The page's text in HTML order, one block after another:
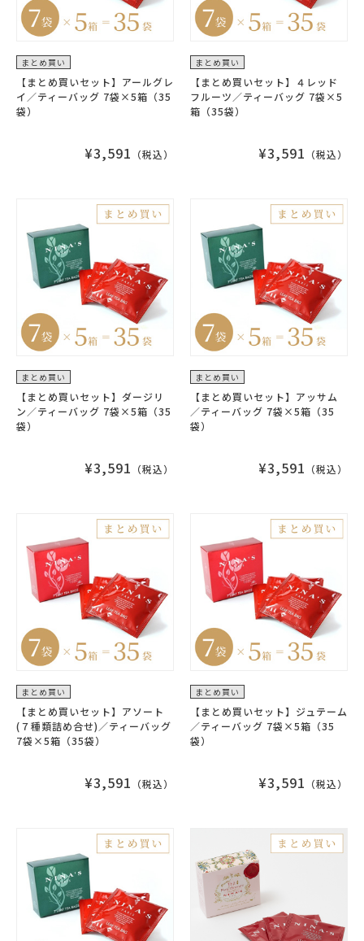
まとめ買い
【まとめ買いセット】アールグレ
イ／ティーバッグ 7袋×5箱（35
袋）
¥3,591 （税込）
まとめ買い
【まとめ買いセット】４レッド
フルーツ／ティーバッグ 7袋×5
箱（35袋）
¥3,591 （税込）
まとめ買い
【まとめ買いセット】ダージリ
ン／ティーバッグ 7袋×5箱（35
袋）
¥3,591 （税込）
まとめ買い
【まとめ買いセット】アッサム
／ティーバッグ 7袋×5箱（35
袋）
¥3,591 （税込）
まとめ買い
【まとめ買いセット】アソート
(７種類詰め合せ)／ティーバッグ
7袋×5箱（35袋）
¥3,591 （税込）
まとめ買い
【まとめ買いセット】ジュテーム
／ティーバッグ 7袋×5箱（35
袋）
¥3,591 （税込）